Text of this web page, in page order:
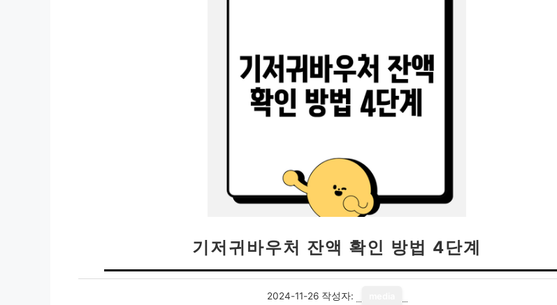
기저귀바우처 잔액 확인 방법 4단계
2024-11-26 작성자: